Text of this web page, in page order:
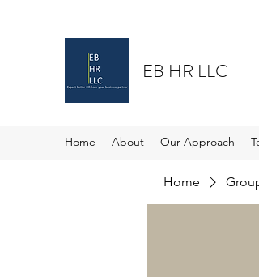
EB HR LLC
Home About Our Approach
Home